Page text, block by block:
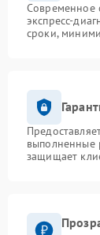
Современное
экспресс-
сроки,
выполненные
защищает